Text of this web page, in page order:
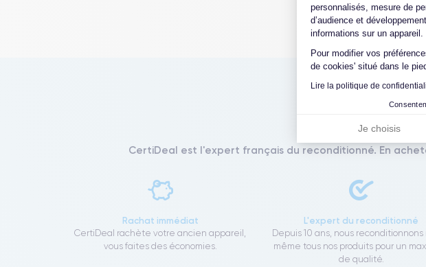
personnalisés, mesure de
d’audience et
informations sur un appareil.
Pour modifier vos
de cookies' situé dans le
Lire la politique de
Je choisis
Les
CertiDeal est l'expert français du reconditionné. En
Rachat immédiat
CertiDeal rachète votre ancien appareil,
vous faites des économies.
L'expert du reconditionné
Depuis 10 ans, nous reconditionnons
même tous nos produits pour un
de qualité.